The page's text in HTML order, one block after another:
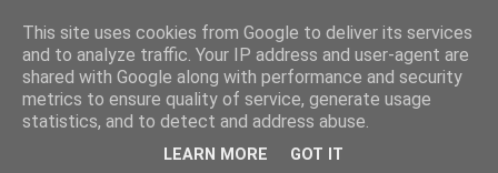
e-comm
Blog zum österreichischen und europäischen Recht der
elektronischen Kommunikationsnetze und -dienste
This site uses cookies from Google to deliver its services
and to analyze traffic. Your IP address and user-agent are
shared with Google along with performance and security
metrics to ensure quality of service, generate usage
statistics, and to detect and address abuse.
LEARN MORE GOT IT